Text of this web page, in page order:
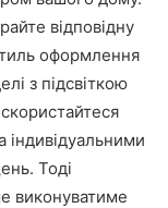
відповідну
оформлення
з підсвіткою
індивідуальними
Тоді
виконуватиме